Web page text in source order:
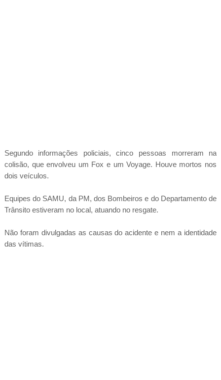
Segundo informações policiais, cinco pessoas morreram na
colisão, que envolveu um Fox e um Voyage. Houve mortos nos
dois veículos.
Equipes do SAMU, da PM, dos Bombeiros e do Departamento de
Trânsito estiveram no local, atuando no resgate.
Não foram divulgadas as causas do acidente e nem a identidade
das vítimas.